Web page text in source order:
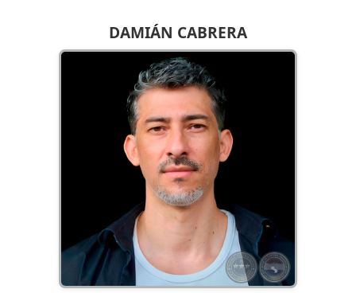
DAMIÁN CABRERA